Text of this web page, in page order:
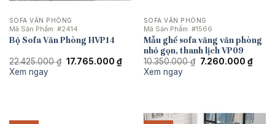
SOFA VĂN PHÒNG
Mã Sản Phẩm: #2414
Bộ Sofa Văn Phòng HVP14
22.425.000₫ Giá
17.765.000 ₫Giá
hiện
Xem ngay
SOFA VĂN PHÒNG
Mã Sản Phẩm: #1566
Mẫu ghế sofa văng văn phòng
nhỏ gọn, thanh lịch VP09
10.350.000₫ Giá
7.260.000 ₫Giá
hiện
Xem ngay